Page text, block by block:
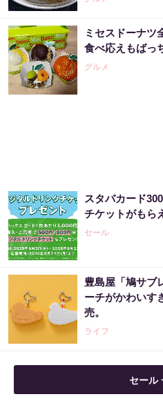
「負け投資家が
価予測トップク
PR（Acoco.）
市場分析が世界
すぐ株価暴落に
PR（Acoco.）
リボ地獄から抜
ヶ月停止して『
PR（渋谷法務総合事
ミセスドーナツ
食べ応えもばっ
グルメ
スタバカード
チケットがもら
セール
豊島屋「鳩サブ
ーチがかわい
売。
ライフ
セール